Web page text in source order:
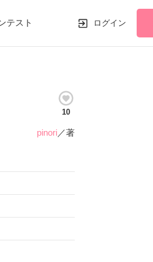
テスト ログイン
10
pinori／著